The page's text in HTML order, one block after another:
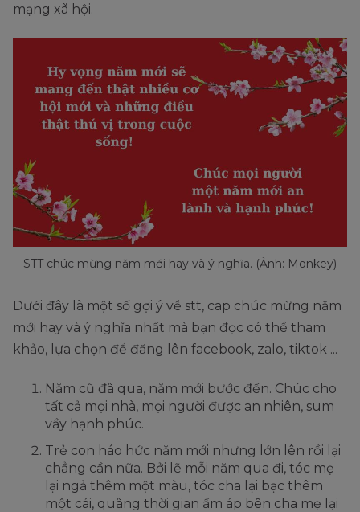
mạng xã hội.
STT chúc mừng năm mới hay và ý nghĩa. (Ảnh: Monkey)
Dưới đây là một số gợi ý về stt, cap chúc mừng năm
mới hay và ý nghĩa nhất mà bạn đọc có thể tham
khảo, lựa chọn để đăng lên facebook, zalo, tiktok ...
Năm cũ đã qua, năm mới bước đến. Chúc cho
tất cả mọi nhà, mọi người được an nhiên, sum
vầy hạnh phúc.
Trẻ con háo hức năm mới nhưng lớn lên rồi lại
chẳng cần nữa. Bởi lẽ mỗi năm qua đi, tóc mẹ
lại ngả thêm một màu, tóc cha lại bạc thêm
một cái, quãng thời gian ấm áp bên cha mẹ lại